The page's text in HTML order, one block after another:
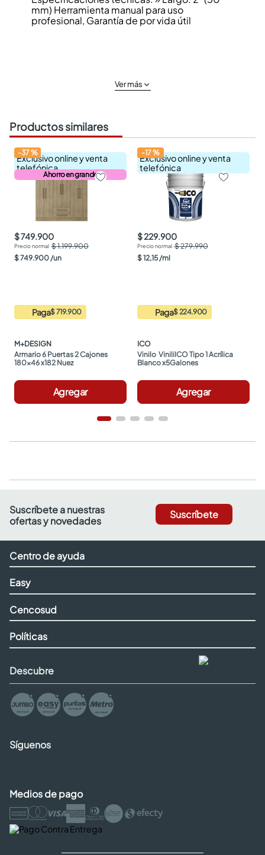
mm) Herramienta manual para uso
profesional, Garantía de por vida útil
Ver más
Productos similares
Exclusivo online y venta
telefónica
Ahorro en grande
-37%
$ 749.900
$ 1.199.900
$749.900 /un
Paga$ 719.900
M+DESIGN
Armario 6 Puertas 2 Cajones
180x46 x182 Nuez
Agregar
Exclusivo online y venta
telefónica
-17%
$ 229.900
$ 279.990
$12,15 /ml
Paga$ 224.900
ICO
Vinilo  ViniliICO Tipo 1 Acrílica
Blanco x5Galones
Agregar
Suscríbete a nuestras
ofertas y novedades
Suscríbete
Centro de ayuda
Easy
Cencosud
Políticas
Descubre
Síguenos
Medios de pago